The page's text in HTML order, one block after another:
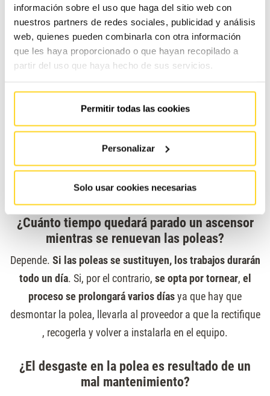
información sobre el uso que haga del sitio web con
nuestros partners de redes sociales, publicidad y análisis
web, quienes pueden combinarla con otra información
que les haya proporcionado o que hayan recopilado a
partir del uso que haya hecho de sus servicios.
Permitir todas las cookies
Personalizar
Solo usar cookies necesarias
Obligatoria (IPO).
¿Qué hace que una polea se desgaste antes de
tiempo?
que estén oxidados) el desgaste se va a acelerar o una
gran diferencia entre la tensión de cada cable de tracción
Si un cable está mal ajustado
tensionado que el resto,provocará un desgaste prematuro
del canal de la polea, provocando su hundimiento..
¿Cuánto tiempo quedará parado un ascensor
mientras se renuevan las poleas?
Depende. Si las poleas se sustituyen, los trabajos durarán
todo un día. Si, por el contrario, se opta por tornear, el
proceso se prolongará varios díasya que hay que
desmontar la polea, llevarla al proveedor a que la rectifique
, recogerla y volver a instalarla en el equipo.
¿El desgaste en la polea es resultado de un
mal mantenimiento?